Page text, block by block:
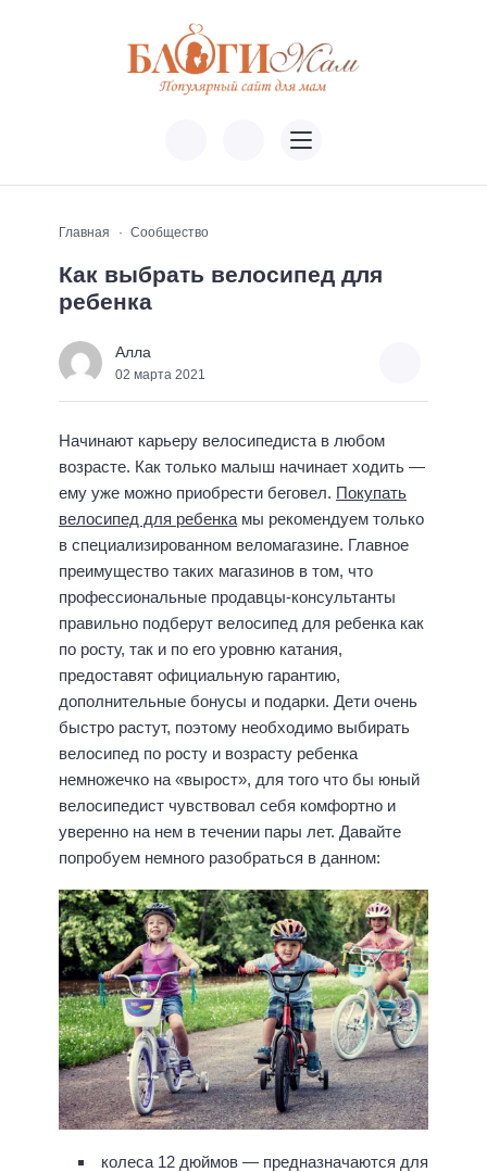
Главная Сообщество
Как выбрать велосипед для
ребенка
Алла
02 марта 2021
Начинают карьеру велосипедиста в любом
возрасте. Как только малыш начинает ходить —
ему уже можно приобрести беговел. Покупать
велосипед для ребенкамы рекомендуем только
в специализированном веломагазине. Главное
преимущество таких магазинов в том, что
профессиональные продавцы-консультанты
правильно подберут велосипед для ребенка как
по росту, так и по его уровню катания,
предоставят официальную гарантию,
дополнительные бонусы и подарки. Дети очень
быстро растут, поэтому необходимо выбирать
велосипед по росту и возрасту ребенка
немножечко на «вырост», для того что бы юный
велосипедист чувствовал себя комфортно и
уверенно на нем в течении пары лет. Давайте
попробуем немного разобраться в данном:
колеса 12 дюймов — предназначаются для